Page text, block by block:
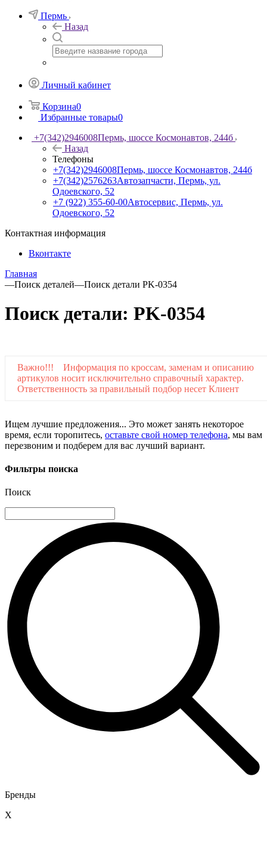
Пермь
Назад
Личный кабинет
Корзина0
Избранные товары0
+7(342)2946008Пермь, шоссе Космонавтов, 244б
Назад
Телефоны
+7(342)2946008Пермь, шоссе Космонавтов, 244б
+7(342)2576263Автозапчасти, Пермь, ул.
Одоевского, 52
+7 (922) 355-60-00Автосервис, Пермь, ул.
Одоевского, 52
Контактная информация
Вконтакте
Главная
—Поиск деталей—Поиск детали PK-0354
Поиск детали: PK-0354
Важно!!! Информация по кроссам, заменам и описанию
артикулов носит исключительно справочный характер.
Ответственность за правильный подбор несет Клиент
Ищем лучшие предложения... Это может занять некоторое
время, если торопитесь, оставьте свой номер телефона, мы вам
перезвоним и подберем для вас лучший вариант.
Фильтры поиска
Поиск
Бренды
X